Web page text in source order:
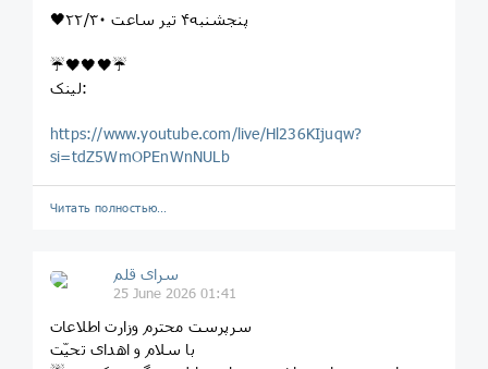
🖤پنجشنبه۴ تیر ساعت ٢٢/٣٠
☔️🖤🖤🖤☔️
لینک:
https://www.youtube.com/live/Hl236KIjuqw?
si=tdZ5WmOPEnWnNULb
Читать полностью…
سرای قلم
25 June 2026 01:41
سرپرست محترم وزارت اطلاعات
با سلام و اهدای تحیّت